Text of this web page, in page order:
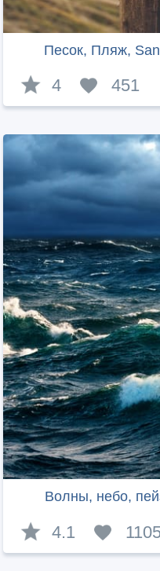
Песок, Пляж,
4 451
Волны, небо,
4.1